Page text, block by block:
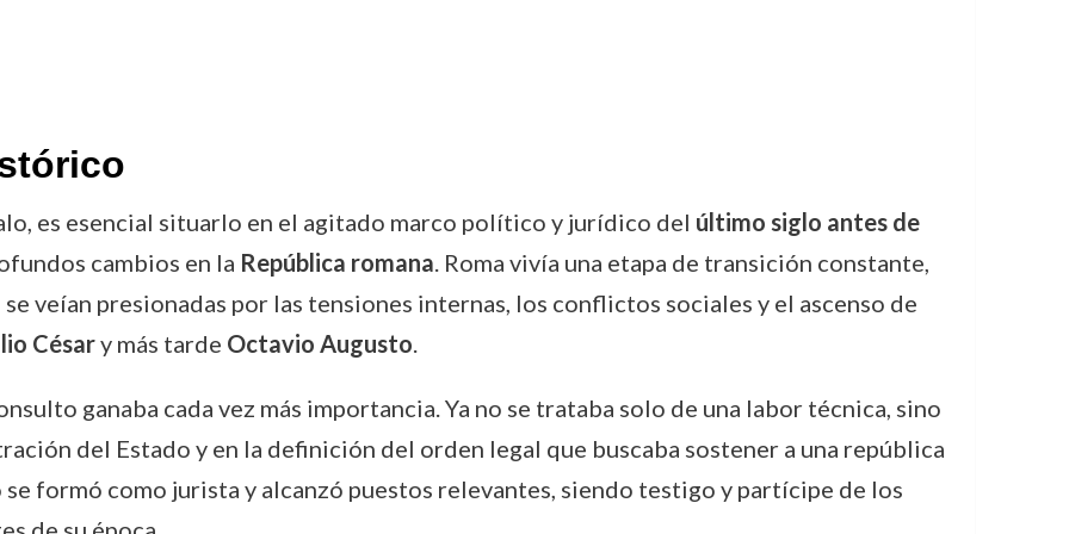
es esencial situarlo en el agitado marco político y jurídico del último siglo antes de
cambios en la República romana. Roma vivía una etapa de transición constante,
veían presionadas por las tensiones internas, los conflictos sociales y el ascenso de
Césary más tarde Octavio Augusto.
ganaba cada vez más importancia. Ya no se trataba solo de una labor técnica, sino
del Estado y en la definición del orden legal que buscaba sostener a una república
formó como jurista y alcanzó puestos relevantes, siendo testigo y partícipe de los